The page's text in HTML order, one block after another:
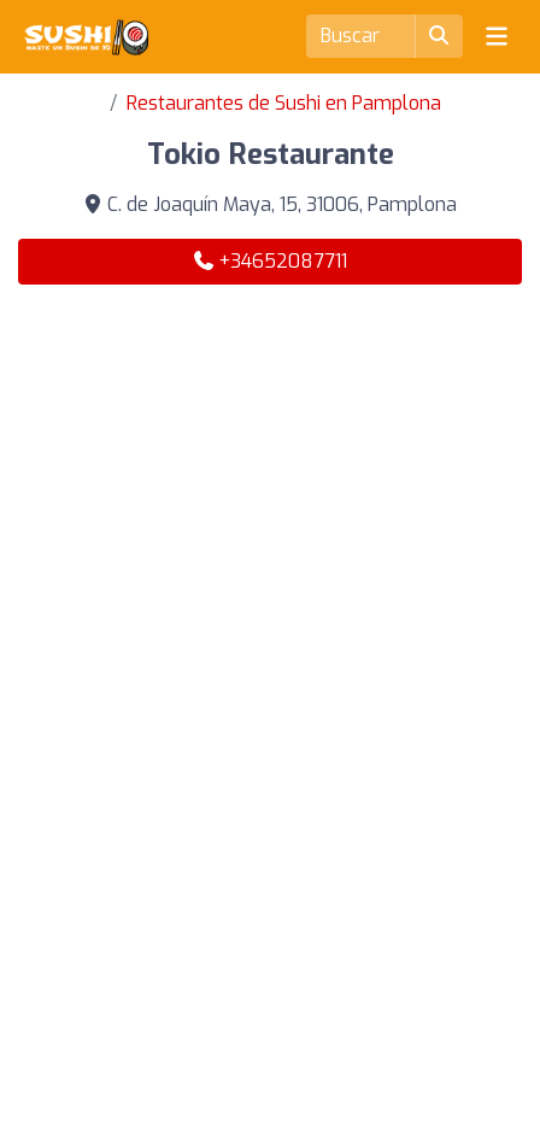
Restaurantes de Sushi en Pamplona
Tokio Restaurante
C. de Joaquín Maya, 15, 31006, Pamplona
+34652087711